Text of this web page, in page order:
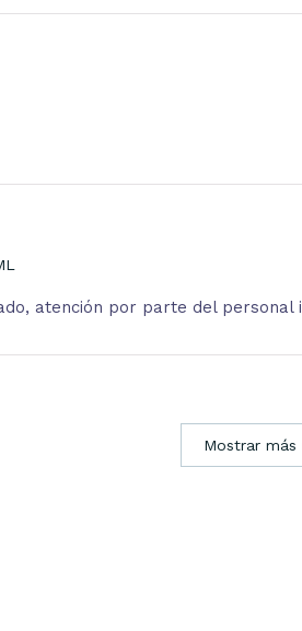
atención por parte del personal
Mostrar más